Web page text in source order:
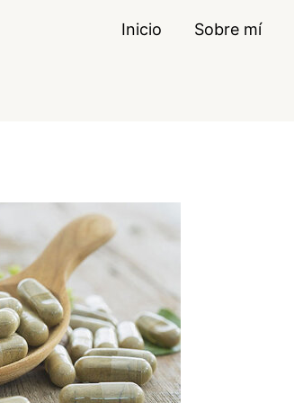
Inicio Sobre mí